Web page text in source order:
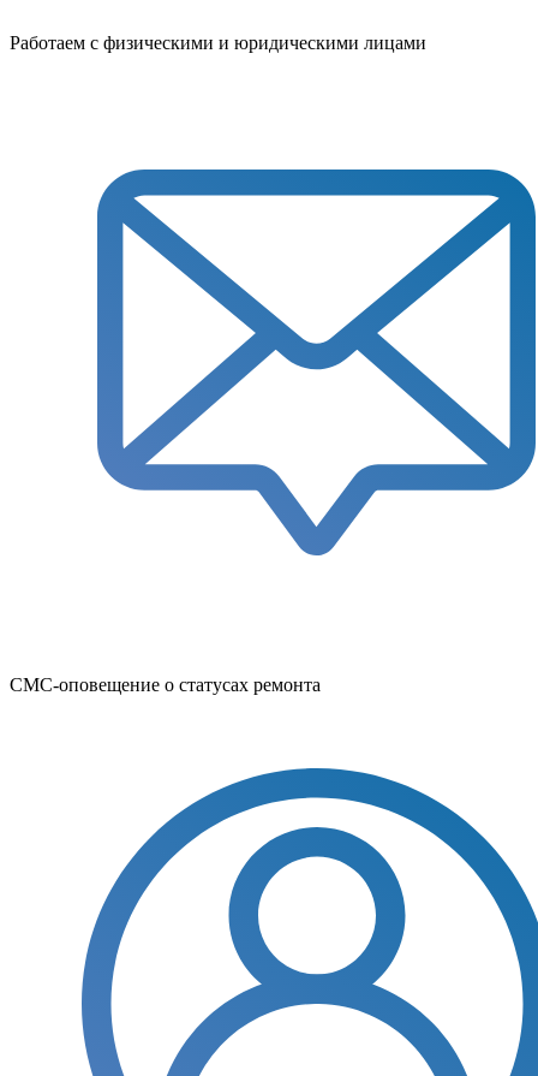
Работаем с физическими и юридическими лицами
СМС-оповещение о статусах ремонта